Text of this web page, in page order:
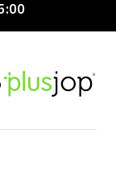
= dezelfde